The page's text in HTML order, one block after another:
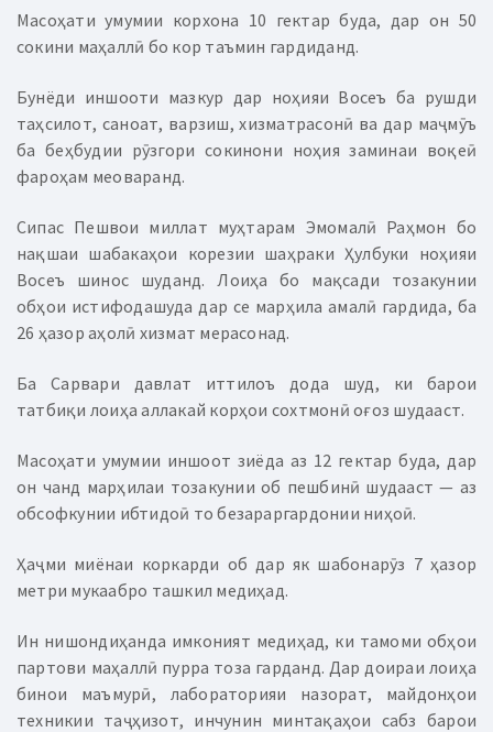
Масоҳати умумии корхона 10 гектар буда, дар он 50
сокини маҳаллӣ бо кор таъмин гардиданд.
Бунёди иншооти мазкур дар ноҳияи Восеъ ба рушди
таҳсилот, саноат, варзиш, хизматрасонӣ ва дар маҷмӯъ
ба беҳбудии рӯзгори сокинони ноҳия заминаи воқеӣ
фароҳам меоваранд.
Сипас Пешвои миллат муҳтарам Эмомалӣ Раҳмон бо
нақшаи шабакаҳои корезии шаҳраки Ҳулбуки ноҳияи
Восеъ шинос шуданд. Лоиҳа бо мақсади тозакунии
обҳои истифодашуда дар се марҳила амалӣ гардида, ба
26 ҳазор аҳолӣ хизмат мерасонад.
Ба Сарвари давлат иттилоъ дода шуд, ки барои
татбиқи лоиҳа аллакай корҳои сохтмонӣ оғоз шудааст.
Масоҳати умумии иншоот зиёда аз 12 гектар буда, дар
он чанд марҳилаи тозакунии об пешбинӣ шудааст — аз
обсофкунии ибтидоӣ то безараргардонии ниҳоӣ.
Ҳаҷми миёнаи коркарди об дар як шабонарӯз 7 ҳазор
метри мукаабро ташкил медиҳад.
Ин нишондиҳанда имконият медиҳад, ки тамоми обҳои
партови маҳаллӣ пурра тоза гарданд. Дар доираи лоиҳа
бинои маъмурӣ, лабораторияи назорат, майдонҳои
техникии таҷҳизот, инчунин минтақаҳои сабз барои